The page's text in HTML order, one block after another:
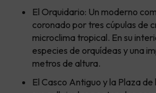
El Orquidario: Un moderno
coronado por tres cúpulas de
microclima tropical. En su
especies de orquídeas y una
metros de altura.
El Casco Antiguo y la Plaza